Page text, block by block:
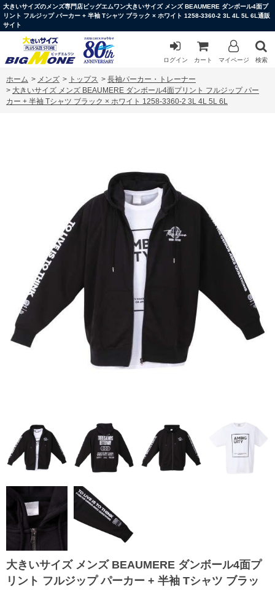
大きいサイズのメンズ専門店ビッグエムワン大きいサイズ メンズ BEAUMERE ダンボール4面プ
リント フルジップ パーカー + 半袖 Tシャツ ブラック × ホワイト 1258-3360-2 3L 4L 5L 6L通販
サイト
ログイン カート マイページ 検索
ホーム > メンズ > トップス > 長袖パーカー・トレーナー
> 大きいサイズ メンズ BEAUMERE ダンボール4面プリント フルジップ パー
カー + 半袖 Tシャツ ブラック × ホワイト 1258-3360-2 3L 4L 5L 6L
大きいサイズ メンズ BEAUMERE ダンボール4面プ
リント フルジップ パーカー + 半袖 Tシャツ ブラッ